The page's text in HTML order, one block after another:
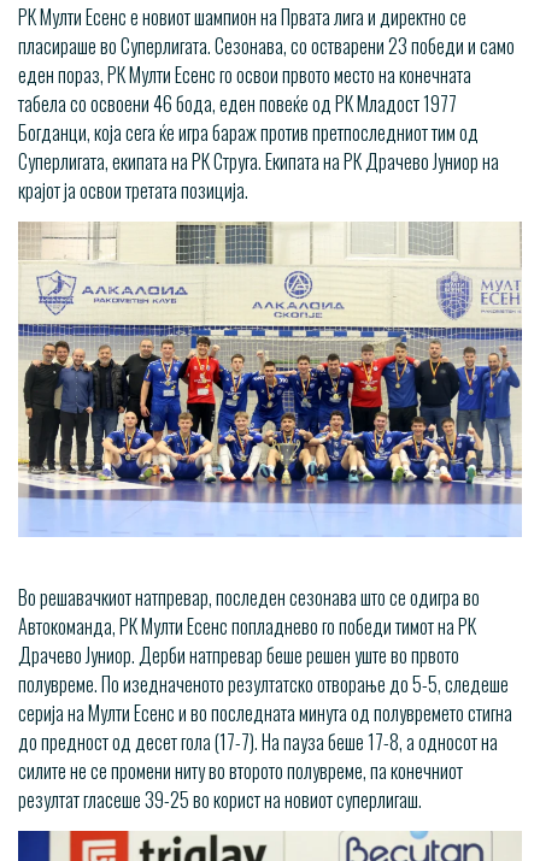
РК Мулти Есенс е новиот шампион на Првата лига и директно се
пласираше во Суперлигата. Сезонава, со остварени 23 победи и само
еден пораз, РК Мулти Есенс го освои првото место на конечната
табела со освоени 46 бода, еден повеќе од РК Младост 1977
Богданци, која сега ќе игра бараж против претпоследниот тим од
Суперлигата, екипата на РК Струга. Екипата на РК Драчево Јуниор на
крајот ја освои третата позиција.
Во решавачкиот натпревар, последен сезонава што се одигра во
Автокоманда, РК Мулти Есенс попладнево го победи тимот на РК
Драчево Јуниор. Дерби натпревар беше решен уште во првото
полувреме. По изедначеното резултатско отворање до 5-5, следеше
серија на Мулти Есенс и во последната минута од полувремето стигна
до предност од десет гола (17-7). На пауза беше 17-8, а односот на
силите не се промени ниту во второто полувреме, па конечниот
резултат гласеше 39-25 во корист на новиот суперлигаш.